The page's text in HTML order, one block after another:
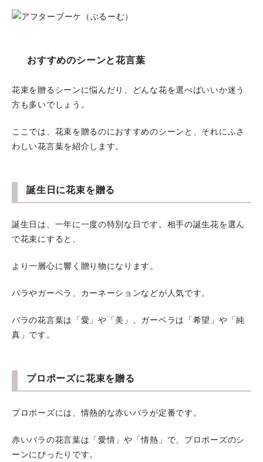
おすすめのシーンと花言葉
花束を贈るシーンに悩んだり、どんな花を選べばいいか迷う
方も多いでしょう。
ここでは、花束を贈るのにおすすめのシーンと、それにふさ
わしい花言葉を紹介します。
誕生日に花束を贈る
誕生日は、一年に一度の特別な日です。相手の誕生花を選ん
で花束にすると、
より一層心に響く贈り物になります。
バラやガーベラ、カーネーションなどが人気です。
バラの花言葉は「愛」や「美」、ガーベラは「希望」や「純
真」です。
プロポーズに花束を贈る
プロポーズには、情熱的な赤いバラが定番です。
赤いバラの花言葉は「愛情」や「情熱」で、プロポーズのシ
ーンにぴったりです。